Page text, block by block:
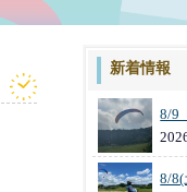
新着情報
8/9
8/8(